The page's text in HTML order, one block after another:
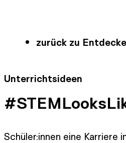
zurück zu
Unterrichtsideen
Schüler:innen eine Karriere